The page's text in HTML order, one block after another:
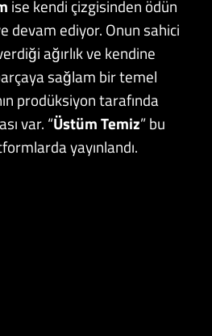
ise kendi çizgisinden ödün
devam ediyor. Onun sahici
ağırlık ve kendine
sağlam bir temel
prodüksiyon tarafında
var. “ÜstümTemiz” bu
yayınlandı.